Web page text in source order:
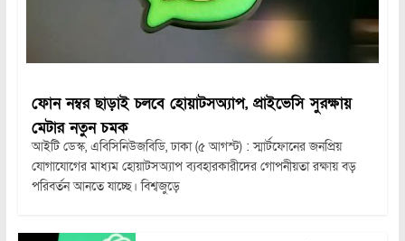
ফোন নম্বর ছাড়াই চলবে হোয়াটসঅ্যাপ, প্রাইভেসি সুরক্ষায়
মেটার নতুন চমক
আইটি ডেস্ক, এবিসিনিউজবিডি, ঢাকা (৫ আগস্ট) : স্মার্টফোনের জনপ্রিয়
যোগাযোগের মাধ্যম হোয়াটসঅ্যাপ ব্যবহারকারীদের গোপনীয়তা রক্ষায় বড়
পরিবর্তন আনতে যাচ্ছে। বিশ্বজুড়ে